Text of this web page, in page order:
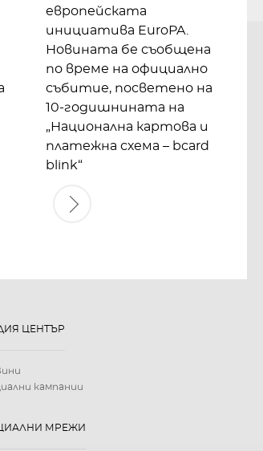
европейската
инициатива EuroPA.
Новината бе съобщена
по време на официално
събитие, посветено на
10-годишнината на
„Национална картова и
платежна схема – bcard
blink“
ЦЕНТЪР
кампании
МРЕЖИ